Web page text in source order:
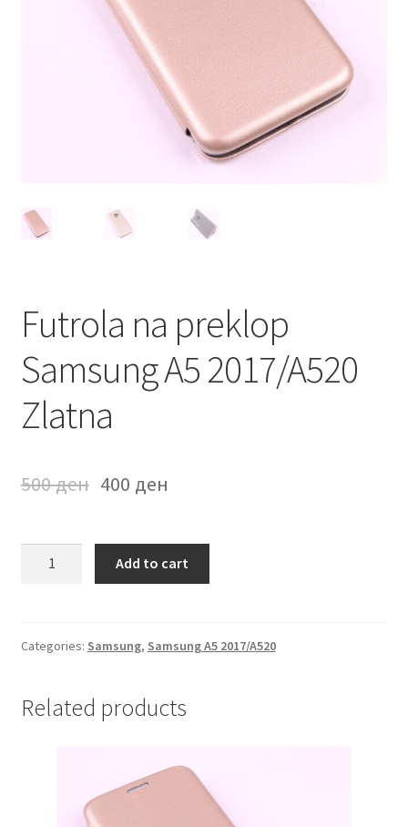
Сервис за мобилни телефони
Futrola na preklop
Samsung A5 2017/A520
Zlatna
500ден 400 ден
A5
quantity
Add to cart
Categories: Samsung, Samsung A5 2017/A520
Related products